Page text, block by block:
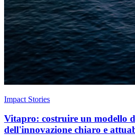
Impact Stories
Vitapro: costruire un modello
dell'innovazione chiaro e